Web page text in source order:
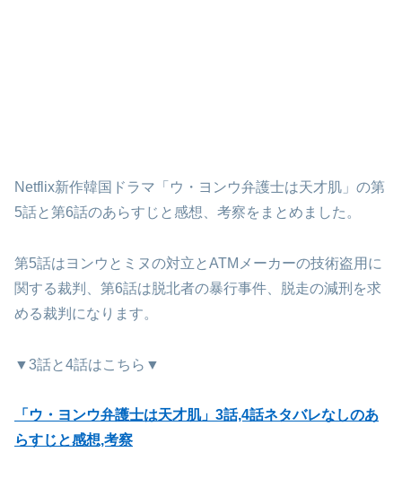
Netflix新作韓国ドラマ「ウ・ヨンウ弁護士は天才肌」の第
5話と第6話のあらすじと感想、考察をまとめました。
第5話はヨンウとミヌの対立とATMメーカーの技術盗用に
関する裁判、第6話は脱北者の暴行事件、脱走の減刑を求
める裁判になります。
▼3話と4話はこちら▼
「ウ・ヨンウ弁護士は天才肌」3話,4話ネタバレなしのあ
らすじと感想,考察